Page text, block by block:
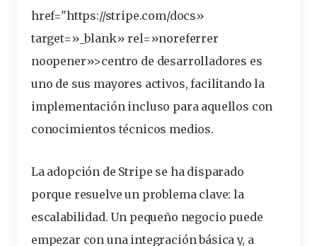
href="https://stripe.com/docs»
target=»_blank» rel=»noreferrer
noopener»>centro de desarrolladores es
uno de sus mayores activos, facilitando la
implementación incluso para aquellos con
conocimientos técnicos medios.
La adopción de Stripe se ha disparado
porque resuelve un problema clave: la
escalabilidad. Un pequeño negocio puede
empezar con una integración básica y, a